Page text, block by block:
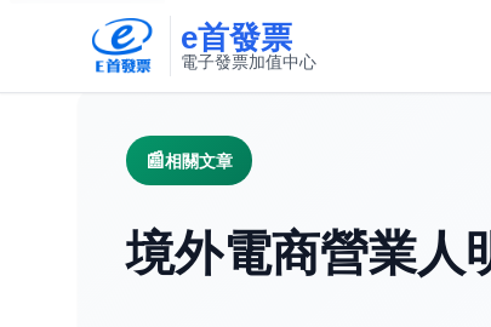
e首發票
電子發票加值中心
相關文章
境外電商營業人